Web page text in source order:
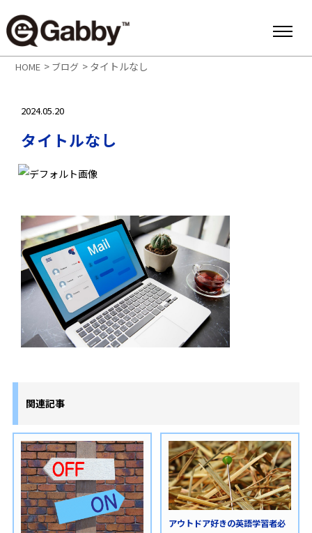
HOME > ブログ > タイトルなし
2024.05.20
タイトルなし
関連記事
アウトドア好きの英語学習者必